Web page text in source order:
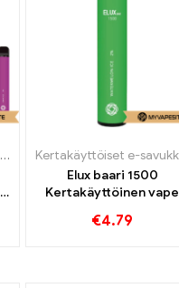
Kertakäyttöiset e-savukkeet
Elux baari 1500
Kertakäyttöinen vape
€4.79